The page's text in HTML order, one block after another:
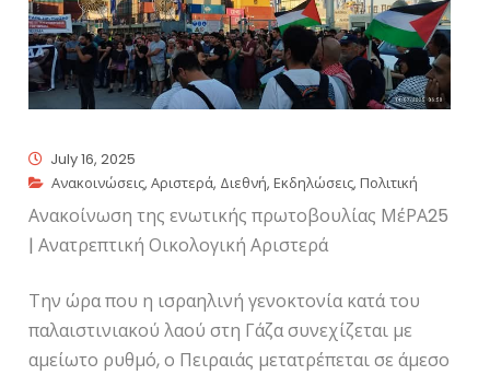
July 16, 2025
Ανακοινώσεις,Αριστερά, Διεθνή,Εκδηλώσεις,Πολιτική
Ανακοίνωση της ενωτικής πρωτοβουλίας ΜέΡΑ25
| Ανατρεπτική Οικολογική Αριστερά
Την ώρα που η ισραηλινή γενοκτονία κατά του
παλαιστινιακού λαού στη Γάζα συνεχίζεται με
αμείωτο ρυθμό, ο Πειραιάς μετατρέπεται σε άμεσο